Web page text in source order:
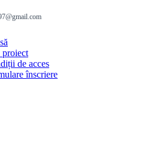
de acces
înscriere